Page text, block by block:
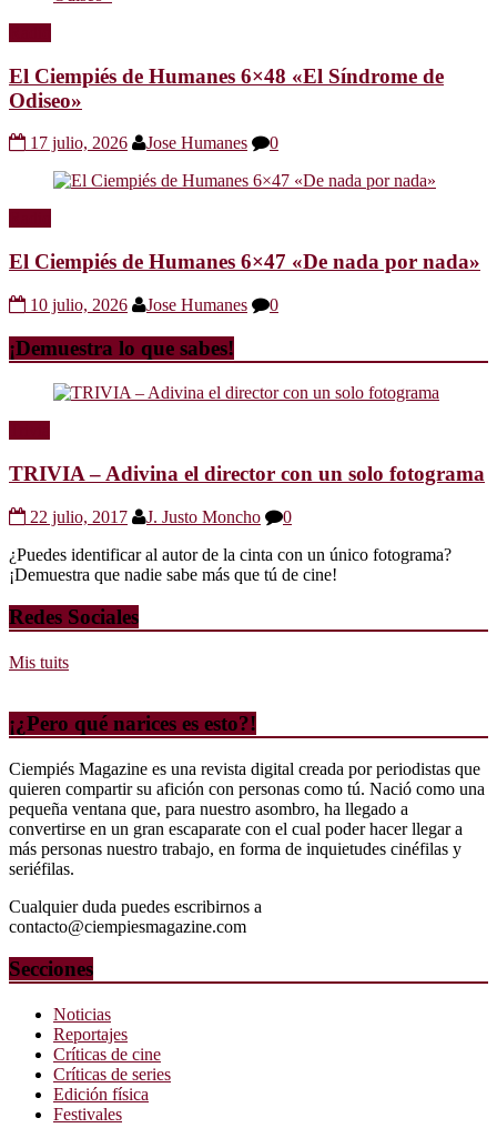
El Ciempiés de Humanes 6×48 «El Síndrome de
Odiseo»
17 julio, 2026 Jose Humanes 0
El Ciempiés de Humanes 6×47 «De nada por nada»
10 julio, 2026 Jose Humanes 0
¡Demuestra lo que sabes!
TRIVIA – Adivina el director con un solo fotograma
22 julio, 2017 J. Justo Moncho
0
¿Puedes identificar al autor de la cinta con un único fotograma?
¡Demuestra que nadie sabe más que tú de cine!
Redes Sociales
Mis tuits
¡¿Pero qué narices es esto?!
Ciempiés Magazine es una revista digital creada por periodistas que
quieren compartir su afición con personas como tú. Nació como una
pequeña ventana que, para nuestro asombro, ha llegado a
convertirse en un gran escaparate con el cual poder hacer llegar a
más personas nuestro trabajo, en forma de inquietudes cinéfilas y
seriéfilas.
Cualquier duda puedes escribirnos a
contacto@ciempiesmagazine.com
Secciones
Noticias
Reportajes
Críticas de cine
Críticas de series
Edición física
Festivales